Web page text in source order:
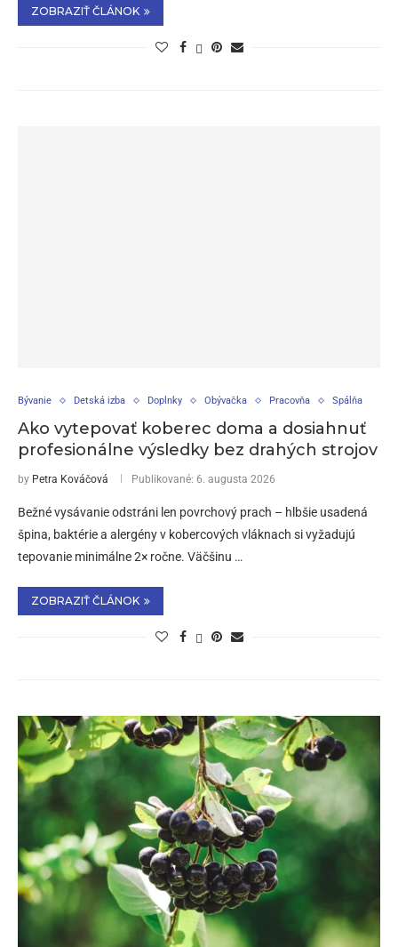
ZOBRAZIŤ ČLÁNOK
Bývanie Detská izba Doplnky Obývačka Pracovňa Spálňa
Ako vytepovať koberec doma a dosiahnuť
profesionálne výsledky bez drahých strojov
by Petra Kováčová Publikované: 6. augusta 2026
Bežné vysávanie odstráni len povrchový prach – hlbšie usadená
špina, baktérie a alergény v kobercových vláknach si vyžadujú
tepovanie minimálne 2× ročne. Väčšinu …
ZOBRAZIŤ ČLÁNOK